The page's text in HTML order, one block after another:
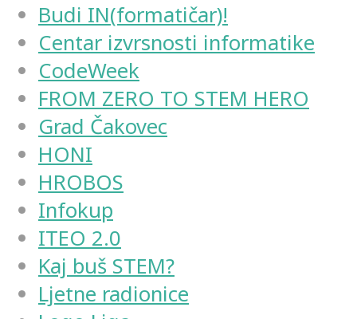
Budi IN(formatičar)!
Centar izvrsnosti informatike
CodeWeek
FROM ZERO TO STEM HERO
Grad Čakovec
HONI
HROBOS
Infokup
ITEO 2.0
Kaj buš STEM?
Ljetne radionice